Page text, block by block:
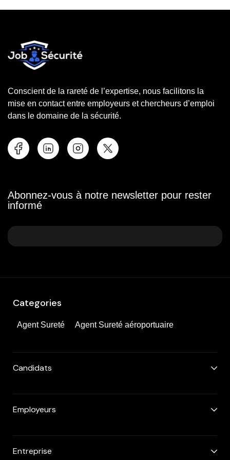
Conscient de la rareté de l’expertise, nous facilitons la
mise en contact entre employeurs et chercheurs d’emploi
dans le domaine de la sécurité.
Abonnez-vous à notre newsletter pour rester
informé
Categories
Agent Sureté Agent Sureté aéroportuaire
Candidats
Employeurs
Entreprise